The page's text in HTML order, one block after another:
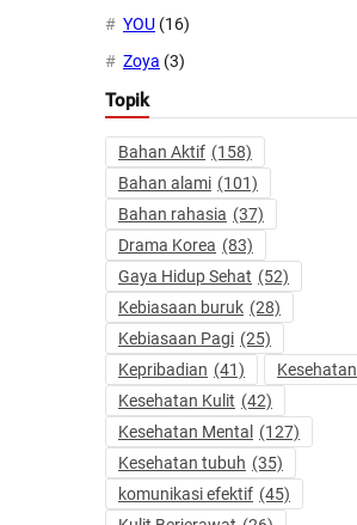
YOU (16)
Zoya (3)
Topik
Bahan Aktif (158)
Bahan alami (101)
Bahan rahasia (37)
Drama Korea (83)
Gaya Hidup Sehat (52)
Kebiasaan buruk (28)
Kebiasaan Pagi (25)
Kepribadian (41) Kesehatan
Kesehatan Kulit (42)
Kesehatan Mental
(127)
Kesehatan tubuh (35)
komunikasi efektif (45)